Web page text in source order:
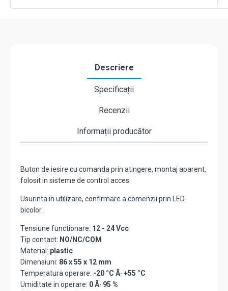
Descriere
Specificații
Recenzii
Informații producător
Buton de iesire cu comanda prin atingere, montaj aparent,
folosit in sisteme de control acces.
Usurinta in utilizare, confirmare a comenzii prin LED
bicolor.
Tensiune functionare: 12 - 24 Vcc
Tip contact: NO/NC/COM
Material: plastic
Dimensiuni: 86 x 55 x 12 mm
Temperatura operare: -20 °C Ã· +55 °C
Umiditate in operare: 0 Ã· 95 %